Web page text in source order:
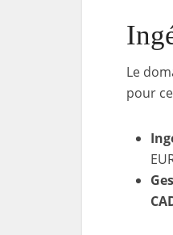
Le
pour